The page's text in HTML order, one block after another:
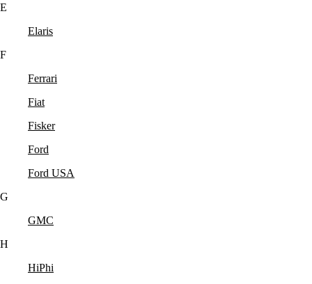
E
Elaris
F
Ferrari
Fiat
Fisker
Ford
Ford USA
G
GMC
H
HiPhi